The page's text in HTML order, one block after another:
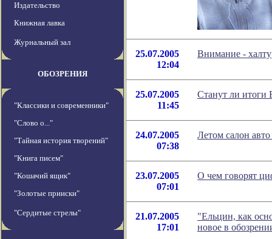
Издательство
Книжная лавка
Журнальный зал
ОБОЗРЕНИЯ
"Классики и современники"
"Слово о..."
"Тайная история творений"
"Книга писем"
"Кошачий ящик"
"Золотые прииски"
"Сердитые стрелы"
25.07.2005
12:04
Внимание -
25.07.2005
11:45
Cтанут ли итоги
24.07.2005
07:38
Летом салон
23.07.2005
07:01
О чем говорят
21.07.2005
17:01
"Ельцин, как
новое в